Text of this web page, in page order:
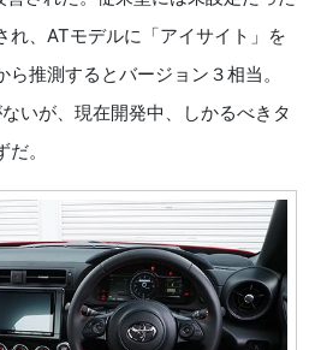
れ、ATモデルに「アイサイト」を
推測するとバージョン３相当。
いが、現在開発中、しかるべきタ
。